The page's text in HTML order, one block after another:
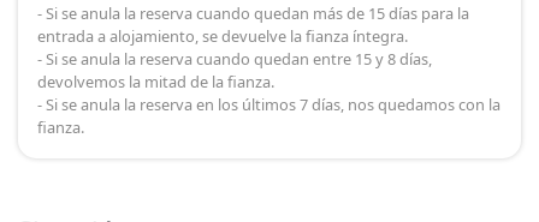
- Si se anula la reserva cuando quedan más de 15 días para la
entrada a alojamiento, se devuelve la fianza íntegra.
- Si se anula la reserva cuando quedan entre 15 y 8 días,
devolvemos la mitad de la fianza.
- Si se anula la reserva en los últimos 7 días, nos quedamos con la
fianza.